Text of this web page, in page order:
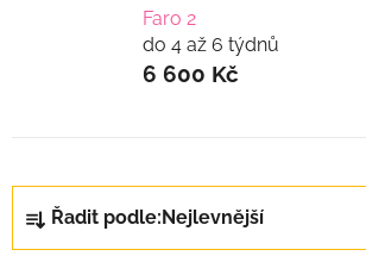
Faro 2
do 4 až 6 týdnů
6 600 Kč
a
Řadit podle: Nejlevnější